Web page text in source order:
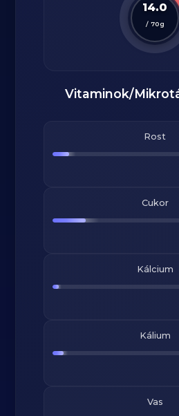
14.0
/ 70g
Vitaminok/
Rost
Cukor
Kálcium
Kálium
Vas